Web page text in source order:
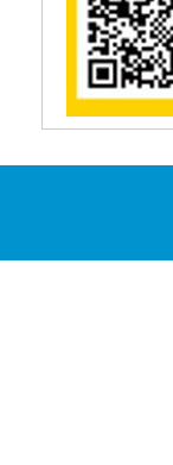
Reumatología
Salud Pública
Semiología
Terapia Ocupacional
Urología